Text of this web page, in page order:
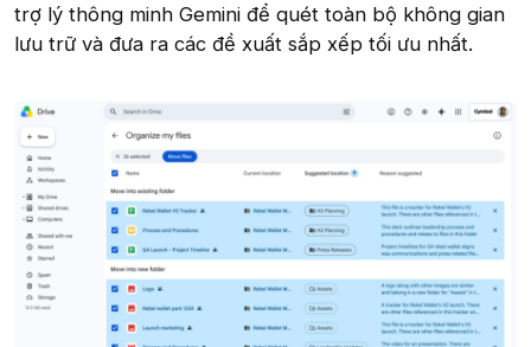
trợ lý thông minh Gemini để quét toàn bộ không gian
lưu trữ và đưa ra các đề xuất sắp xếp tối ưu nhất.